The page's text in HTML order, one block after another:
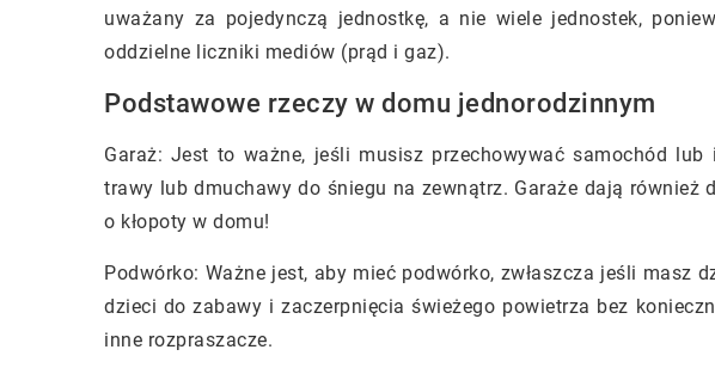
uważany za pojedynczą jednostkę, a nie wiele jednostek,
oddzielne liczniki mediów (prąd i gaz).
Podstawowe rzeczy w domu jednorodzinnym
Garaż: Jest to ważne, jeśli musisz przechowywać samochód
trawy lub dmuchawy do śniegu na zewnątrz. Garaże dają również
o kłopoty w domu!
Podwórko: Ważne jest, aby mieć podwórko, zwłaszcza jeśli masz
dzieci do zabawy i zaczerpnięcia świeżego powietrza bez
inne rozpraszacze.